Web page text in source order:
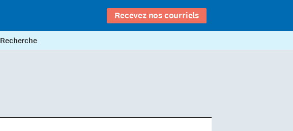
Recevez nos courriels
Recherche